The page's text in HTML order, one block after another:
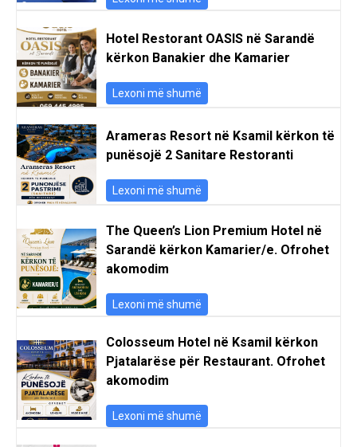
Hotel Restorant OASIS në Sarandë
kërkon Banakier dhe Kamarier
Lexoni më shumë
Arameras Resort në Ksamil kërkon të
punësojë 2 Sanitare Restoranti
Lexoni më shumë
The Queen’s Lion Premium Hotel në
Sarandë kërkon Kamarier/e. Ofrohet
akomodim
Lexoni më shumë
Colosseum Hotel në Ksamil kërkon
Pjatalarëse për Restaurant. Ofrohet
akomodim
Lexoni më shumë